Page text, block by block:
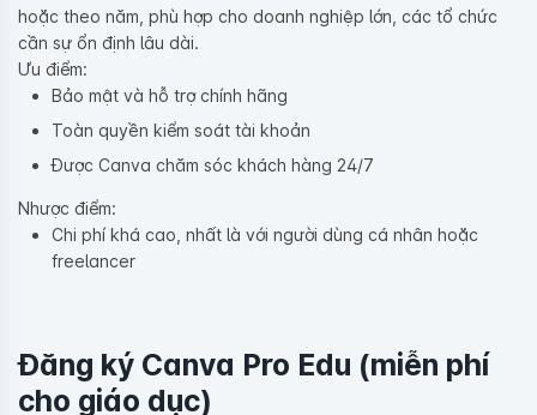
hoặc theo năm, phù hợp cho doanh nghiệp lớn, các tổ chức
cần sự ổn định lâu dài.
Ưu điểm:
Bảo mật và hỗ trợ chính hãng
Toàn quyền kiểm soát tài khoản
Được Canva chăm sóc khách hàng 24/7
Nhược điểm:
Chi phí khá cao, nhất là với người dùng cá nhân hoặc
freelancer
Đăng ký Canva Pro Edu (miễn phí
cho giáo dục)